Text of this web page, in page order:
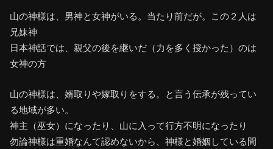
山の神様は、男神と女神がいる。当たり前だが。この２人は
兄妹神
日本神話では、親父の後を継いだ（力を多く授かった）のは
女神の方
山の神様は、婿取りや嫁取りをする。と言う伝承が残ってい
る地域が多い。
神主（巫女）になったり、山に入って行方不明になったり
勿論神様は重婚なんて認めないから、神様と婚姻している間